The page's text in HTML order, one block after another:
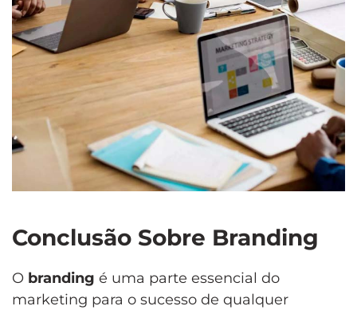
Conclusão Sobre Branding
O branding é uma parte essencial do
marketing para o sucesso de qualquer